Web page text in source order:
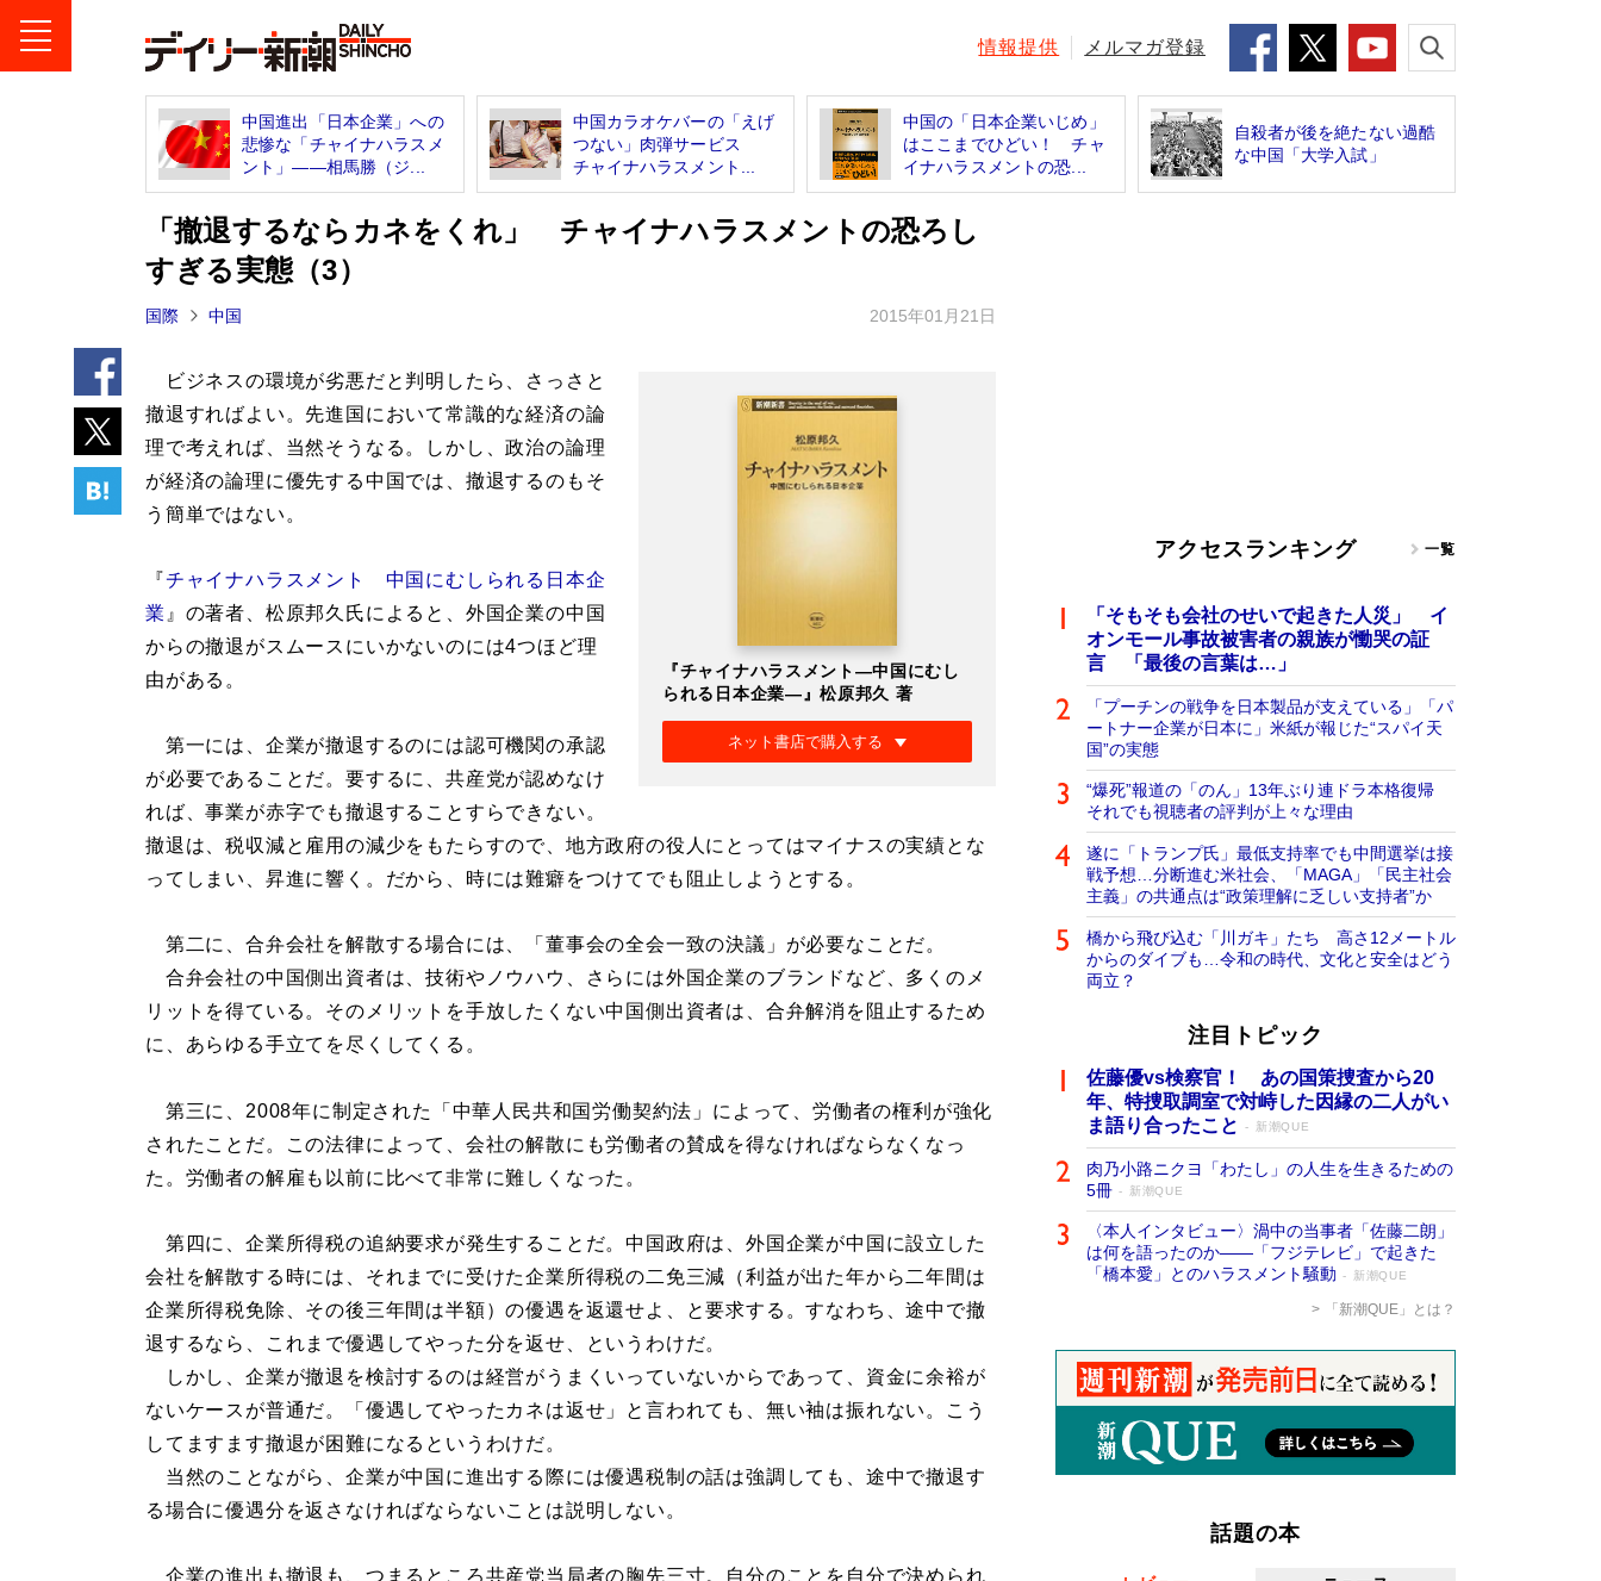
情報提供 メルマガ登録
中国進出「日本企業」への
悲惨な「チャイナハラスメ
ント」――相馬勝（ジ...
中国カラオケバーの「えげ
つない」肉弾サービス
チャイナハラスメント...
中国の「日本企業いじめ」
はここまでひどい！ チャ
イナハラスメントの恐...
自殺者が後を絶たない過酷
な中国「大学入試」
「撤退するならカネをくれ」 チャイナハラスメントの恐ろし
すぎる実態（3）
国際 中国 2015年01月21日
『チャイナハラスメント―中国にむし
られる日本企業―』松原邦久 著
ネット書店で購入する
ビジネスの環境が劣悪だと判明したら、さっさと
撤退すればよい。先進国において常識的な経済の論
理で考えれば、当然そうなる。しかし、政治の論理
が経済の論理に優先する中国では、撤退するのもそ
う簡単ではない。
『チャイナハラスメント 中国にむしられる日本企
業 』の著者、松原邦久氏によると、外国企業の中国
からの撤退がスムースにいかないのには4つほど理
由がある。
第一には、企業が撤退するのには認可機関の承認
が必要であることだ。要するに、共産党が認めなけ
れば、事業が赤字でも撤退することすらできない。
撤退は、税収減と雇用の減少をもたらすので、地方政府の役人にとってはマイナスの実績とな
ってしまい、昇進に響く。だから、時には難癖をつけてでも阻止しようとする。
第二に、合弁会社を解散する場合には、「董事会の全会一致の決議」が必要なことだ。
合弁会社の中国側出資者は、技術やノウハウ、さらには外国企業のブランドなど、多くのメ
リットを得ている。そのメリットを手放したくない中国側出資者は、合弁解消を阻止するため
に、あらゆる手立てを尽くしてくる。
第三に、2008年に制定された「中華人民共和国労働契約法」によって、労働者の権利が強化
されたことだ。この法律によって、会社の解散にも労働者の賛成を得なければならなくなっ
た。労働者の解雇も以前に比べて非常に難しくなった。
第四に、企業所得税の追納要求が発生することだ。中国政府は、外国企業が中国に設立した
会社を解散する時には、それまでに受けた企業所得税の二免三減（利益が出た年から二年間は
企業所得税免除、その後三年間は半額）の優遇を返還せよ、と要求する。すなわち、途中で撤
退するなら、これまで優遇してやった分を返せ、というわけだ。
しかし、企業が撤退を検討するのは経営がうまくいっていないからであって、資金に余裕が
ないケースが普通だ。「優遇してやったカネは返せ」と言われても、無い袖は振れない。こう
してますます撤退が困難になるというわけだ。
当然のことながら、企業が中国に進出する際には優遇税制の話は強調しても、途中で撤退す
る場合に優遇分を返さなければならないことは説明しない。
企業の進出も撤退も、つまるところ共産党当局者の胸先三寸。自分のことを自分で決められ
アクセスランキング 一覧
「そもそも会社のせいで起きた人災」 イ
オンモール事故被害者の親族が慟哭の証
言 「最後の言葉は…」
「プーチンの戦争を日本製品が支えている」「パ
ートナー企業が日本に」米紙が報じた“スパイ天
国”の実態
“爆死”報道の「のん」13年ぶり連ドラ本格復帰
それでも視聴者の評判が上々な理由
遂に「トランプ氏」最低支持率でも中間選挙は接
戦予想…分断進む米社会、「MAGA」「民主社会
主義」の共通点は“政策理解に乏しい支持者”か
橋から飛び込む「川ガキ」たち 高さ12メートル
からのダイブも…令和の時代、文化と安全はどう
両立？
注目トピック
佐藤優vs検察官！ あの国策捜査から20
年、特捜取調室で対峙した因縁の二人がい
ま語り合ったこと
新潮QUE
肉乃小路ニクヨ「わたし」の人生を生きるための
5冊
新潮QUE
〈本人インタビュー〉渦中の当事者「佐藤二朗」
は何を語ったのか――「フジテレビ」で起きた
「橋本愛」とのハラスメント騒動
新潮QUE
「新潮QUE」とは？
話題の本